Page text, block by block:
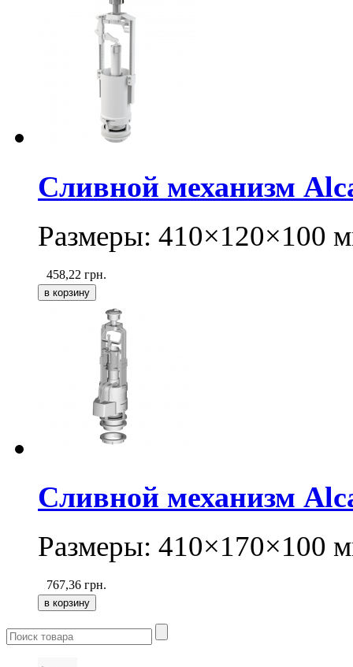
Сливной механизм
Размеры: 410×120×100
458,22 грн.
Сливной механизм
Размеры: 410×170×100
767,36 грн.